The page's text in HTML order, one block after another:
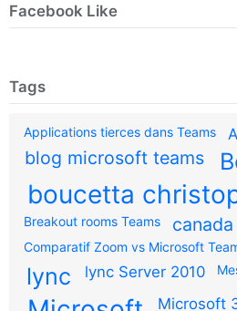
Facebook Like
Tags
Applications tierces dans Teams
blog microsoft teams
boucetta
Breakout rooms Teams canada
Comparatif Zoom vs Microsoft
lync lync Server 2010
Microsoft